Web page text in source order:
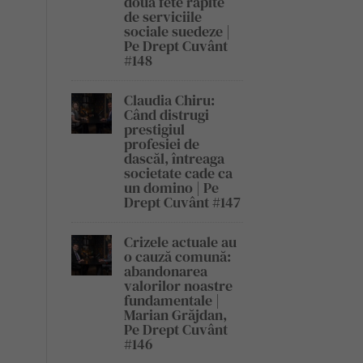
de serviciile
sociale suedeze |
Pe Drept Cuvânt
#148
Claudia Chiru:
Când distrugi
prestigiul
profesiei de
dascăl, întreaga
societate cade ca
un domino | Pe
Drept Cuvânt #147
Crizele actuale au
o cauză comună:
abandonarea
valorilor noastre
fundamentale |
Marian Grăjdan,
Pe Drept Cuvânt
#146